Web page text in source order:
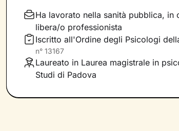
definiscono ma di cui non sei ancora
Questo ti consentirà di riscoprire
individuare risorse interiori che ti
Ha lavorato nella sanità pubblica,
libera/o professionista
Iscritto all'Ordine degli Psicologi
n° 13167
Laureato in Laurea magistrale in
Studi di Padova